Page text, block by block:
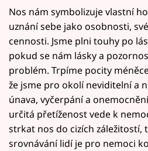
Nos nám symbolizuje vlastní
uznání sebe jako osobnosti,
cennosti. Jsme plni touhy po
pokud se nám lásky a
problém. Trpíme pocity
že jsme pro okolí neviditelní a
únava, vyčerpání a
určitá přetíženost vede k
strkat nos do cizích záležitostí,
srovnávání lidí je pro nemoci